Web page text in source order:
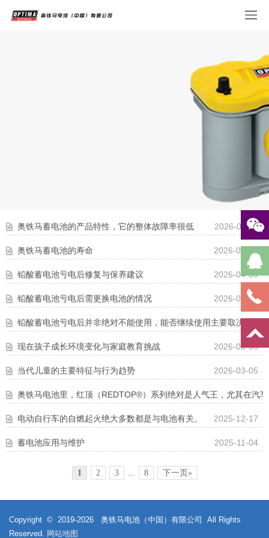
奥铁马蓄电池的产品特性，它的‌整体故障率很低‌ 2026-07-11
奥铁马蓄电池的寿命 2026-06-19
铅酸蓄电池亏电后修复与保养建议 2026-04-30
铅酸蓄电池亏电后需更换电池的情况 2026-04-30
铅酸蓄电池亏电后‌并非绝对不能使用‌，能否继续使用主要取决于‌亏
现在孩子成长环境变化与家庭教育挑战 2026-03-05
当代儿童的主要特征与行为趋势‌ 2026-03-05
奥铁马电池里，‌红顶（REDTOP®）系列‌绝对是人气王，尤其在汽
电动自行车的自燃起火绝大多数都是与电池有关。 2025-12-17
蓄电池应用与维护 2025-11-04
1 2 3 ... 8 下一页»
Copyright © 2019-2026
奥铁马电池（中国）有限公司 All Rights
Reserved. 网站地图